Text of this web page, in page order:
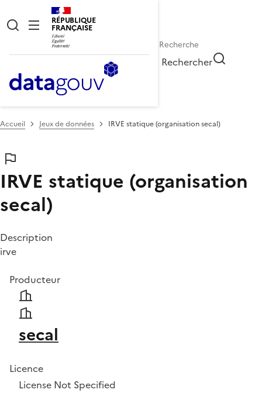
RÉPUBLIQUE
FRANÇAISE
Rechercher
Accueil Jeux de données IRVE statique (organisation secal)
IRVE statique (organisation
secal)
Description
irve
Producteur
secal
Licence
License Not Specified